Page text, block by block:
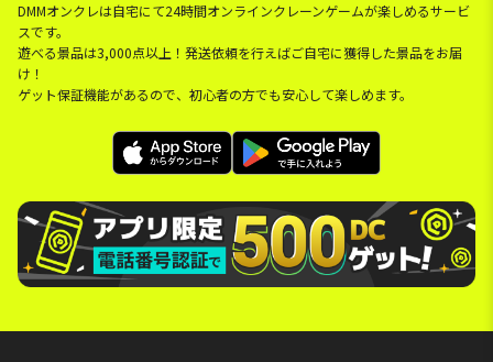
DMMオンクレは自宅にて24時間オンラインクレーンゲームが楽しめるサービ
スです。
遊べる景品は3,000点以上！発送依頼を行えばご自宅に獲得した景品をお届
け！
ゲット保証機能があるので、初心者の方でも安心して楽しめます。